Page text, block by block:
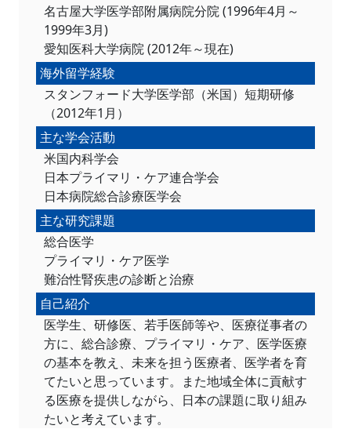
名古屋大学医学部附属病院分院 (1996年4月～
1999年3月)
愛知医科大学病院 (2012年～現在)
海外留学経験
スタンフォード大学医学部（米国）短期研修
（2012年1月）
主な学会活動
米国内科学会
日本プライマリ・ケア連合学会
日本病院総合診療医学会
主な研究課題
総合医学
プライマリ・ケア医学
難治性腎疾患の診断と治療
自己紹介
医学生、研修医、若手医師等や、医療従事者の
方に、総合診療、プライマリ・ケア、医学医療
の基本を教え、未来を担う医療者、医学者を育
てたいと思っています。また地域全体に貢献す
る医療を提供しながら、日本の課題に取り組み
たいと考えています。